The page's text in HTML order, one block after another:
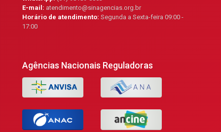
E-mail:atendimento@sinagencias.org.br
Horário de atendimento:Segunda a Sexta-feira 09:00 -
17:00
Agências Nacionais Reguladoras